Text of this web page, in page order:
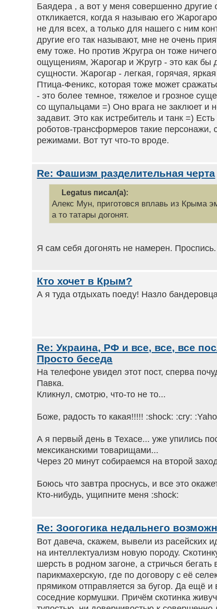
Баядера , а вот у меня совершенно
откликается, когда я называю его
не для всех, а только для нашего с ним
другие его так называют, мне не очень
ему тоже. Но против Жругра он тоже
ощущениям, Жарогар и Жругр - это как бы
сущности. Жарогар - легкая, горячая,
Птица-Феникс, которая тоже может
- это более темное, тяжелое и грозное
со щупальцами =) Оно врага не заклюет и
задавит. Это как истребитель и танк =)
роботов-трансформеров такие персонажи,
режимами. Вот тут что-то вроде.
Re: Фашизм разделительная черта
Legatus писал(а):
Алекс Мун, приготовся вплавь из Крыма
а то татары догонят.
Я сам себя догонять не намерен.
Кто хочет в Крым?
А я туда отдыхать поеду! Назло
Re: Украина, РФ и все, все, все
Просто беседа
На телефоне увидел этот пост, сперва
Павка.
Кликнул, смотрю, что-то не то...
Боже, радость то какая!!!!! :shock: :cry:
А я первый день в Техасе... уже упились
мексиканскими товарищами...
Через 20 минут собираемся на второй
Боюсь что завтра проснусь, и все это
Кто-нибудь, ущипните меня :shock:
Re: Зоогогика недальнего
Вот давеча, скажем, вывели из расейских
на интеллектуализм новую породу.
шерсть в родном загоне, а стричься бегать
парикмахерскую, где по договору с её
прямиком отправляется за бугор. Да ещё и
соседние кормушки. Причём скотинка